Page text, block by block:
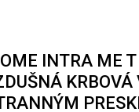
INTRA ME
KRBOVÁ